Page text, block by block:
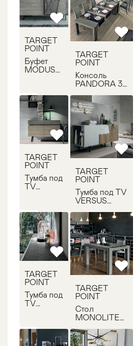
TARGET
POINT
Буфет
MODUS
MA108
TARGET
POINT
Консоль
PANDORA 3
POINT
CO506
TARGET
POINT
Тумба под
TV
POINT
MA109
TARGET
POINT
Тумба под TV
VERSUS
POINT
MA100
TARGET
POINT
Тумба под
TV
POINT
MA101
TARGET
POINT
Стол
MONOLITE
POINT TA506